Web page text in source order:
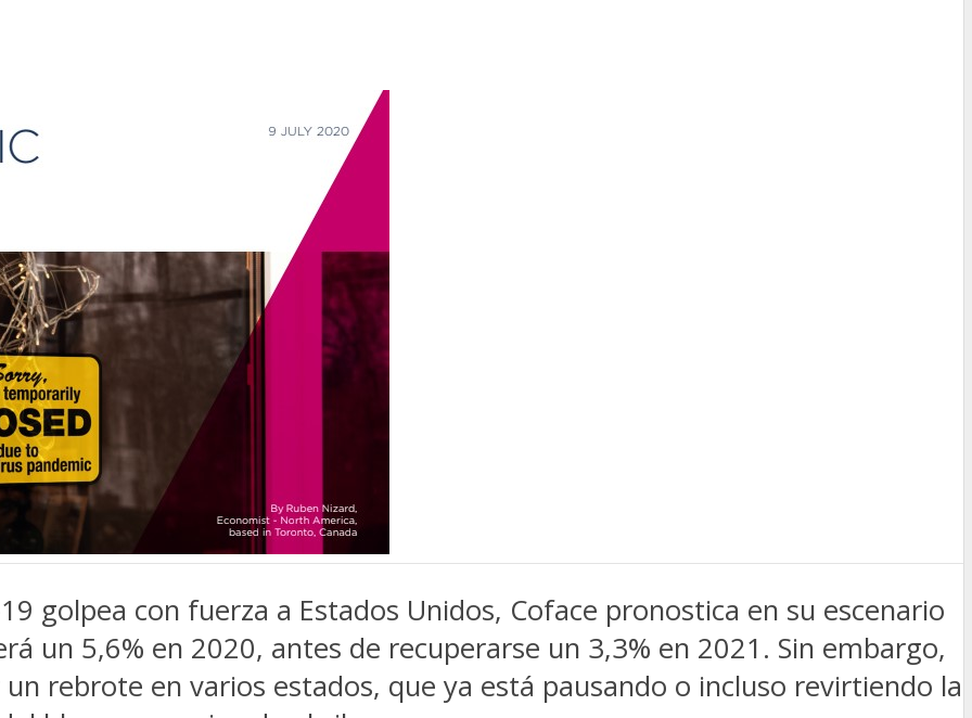
golpea con fuerza a Estados Unidos, Coface pronostica en su escenario
un 5,6% en 2020, antes de recuperarse un 3,3% en 2021. Sin embargo,
rebrote en varios estados, que ya está pausando o incluso revirtiendo la